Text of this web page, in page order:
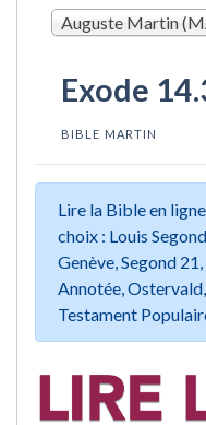
Auguste Martin
Exode
BIBLE MARTIN
Lire la Bible en
choix : Louis
Genève, Segond
Annotée,
Testament